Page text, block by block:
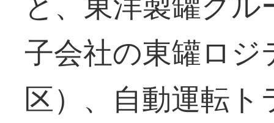
子会社の東罐ロ
区）、自動運転